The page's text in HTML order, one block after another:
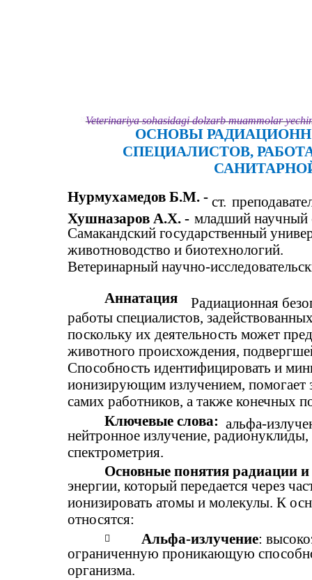
Veterinariya sohasidagi dolzarb muammolar
ОСНОВЫ
СПЕЦИАЛИСТОВ,
Нурмухамедов Б.М. - ст.
Хушназаров А.Х. - младший научный
Самакандский государственный
животноводство и биотехнологий.
Ветеринарный научно-
Аннатация
Радиационная
работы специалистов,
поскольку их деятельность может
животного происхождения,
Способность идентифицировать и
ионизирующим излучением,
самих работников, а также конечных
Ключевые слова: альфа-
нейтронное излучение,
спектрометрия.
Основные понятия радиации
энергии, который передается через
ионизировать атомы и молекулы. К
относятся:
 Альфа-излучение:
ограниченную проникающую
организма.